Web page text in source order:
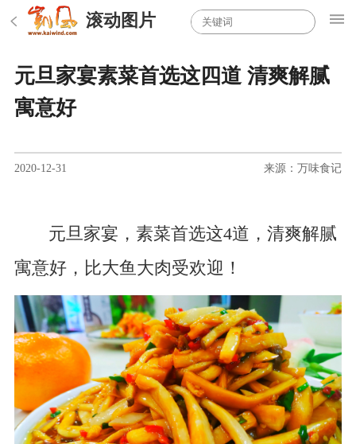
滚动图片
元旦家宴素菜首选这四道 清爽解腻
寓意好
2020-12-31 来源：万味食记
元旦家宴，素菜首选这4道，清爽解腻
寓意好，比大鱼大肉受欢迎！